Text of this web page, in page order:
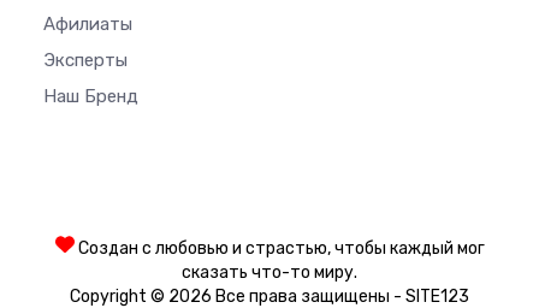
Афилиаты
Эксперты
Наш Бренд
Создан с любовью и страстью, чтобы каждый мог
сказать что-то миру.
Copyright © 2026 Все права защищены - SITE123